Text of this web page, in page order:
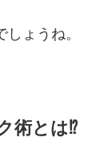
ょうね。
術とは⁉